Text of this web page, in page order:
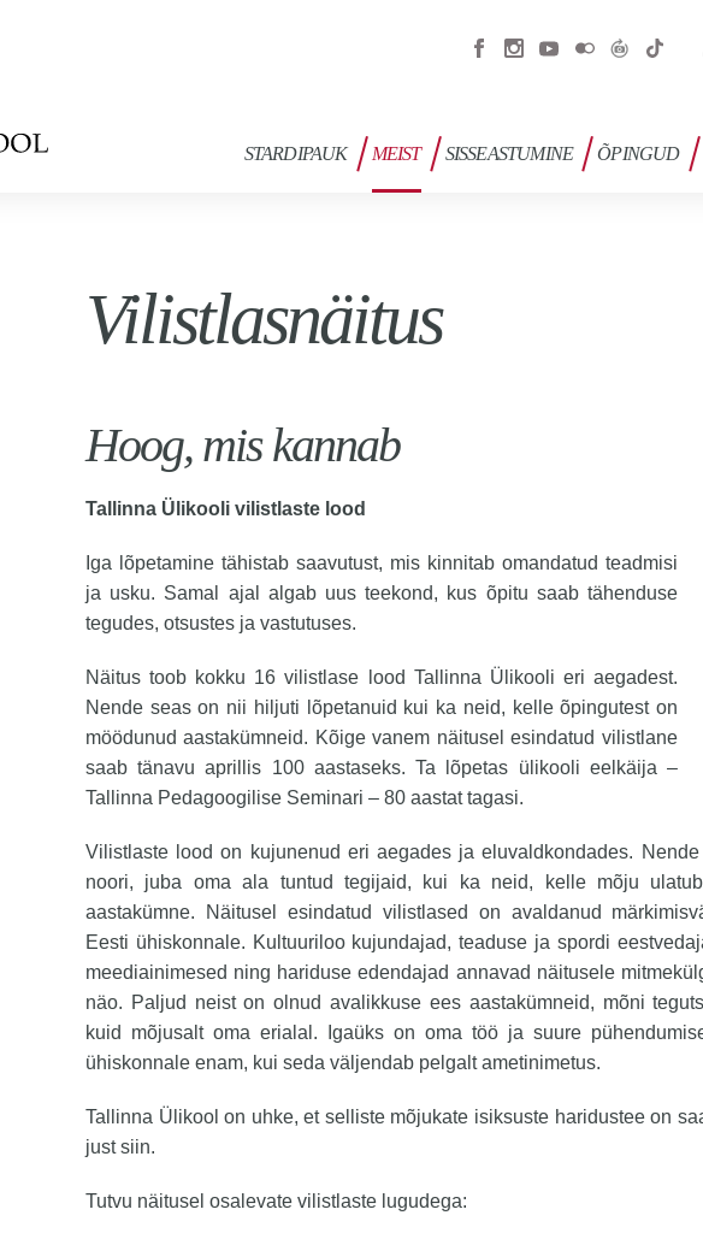
STARDIPAUK MEIST SISSEASTUMINE ÕPINGUD
Vilistlasnäitus
Hoog, mis kannab
Tallinna Ülikooli vilistlaste lood
Iga lõpetamine tähistab saavutust, mis kinnitab omandatud teadmisi
ja usku. Samal ajal algab uus teekond, kus õpitu saab tähenduse
tegudes, otsustes ja vastutuses.
Näitus toob kokku 16 vilistlase lood Tallinna Ülikooli eri aegadest.
Nende seas on nii hiljuti lõpetanuid kui ka neid, kelle õpingutest on
möödunud aastakümneid. Kõige vanem näitusel esindatud vilistlane
saab tänavu aprillis 100 aastaseks. Ta lõpetas ülikooli eelkäija –
Tallinna Pedagoogilise Seminari – 80 aastat tagasi.
Vilistlaste lood on kujunenud eri aegades ja eluvaldkondades.
noori, juba oma ala tuntud tegijaid, kui ka neid, kelle mõju
aastakümne. Näitusel esindatud vilistlased on avaldanud
Eesti ühiskonnale. Kultuuriloo kujundajad, teaduse ja spordi
meediainimesed ning hariduse edendajad annavad näitusele
näo. Paljud neist on olnud avalikkuse ees aastakümneid, mõni
kuid mõjusalt oma erialal. Igaüks on oma töö ja suure
ühiskonnale enam, kui seda väljendab pelgalt ametinimetus.
Tallinna Ülikool on uhke, et selliste mõjukate isiksuste haridustee on
just siin.
Tutvu näitusel osalevate vilistlaste lugudega: